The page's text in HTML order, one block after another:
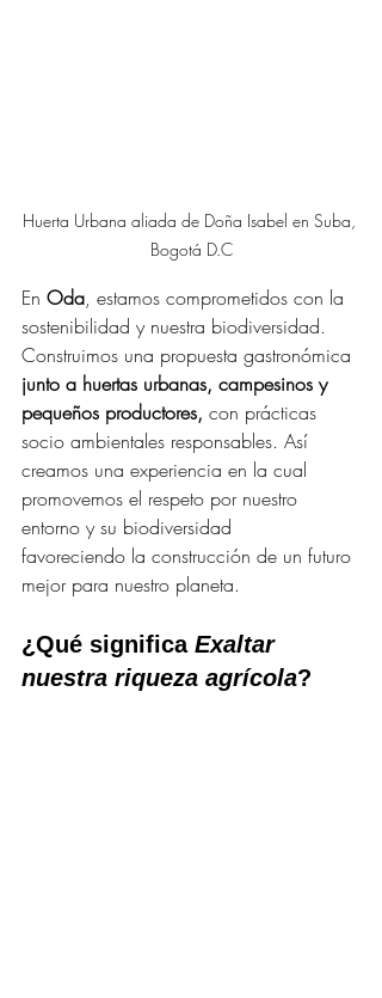
Huerta Urbana aliada de Doña Isabel en Suba,
Bogotá D.C
En Oda, estamos comprometidos con la
sostenibilidad y nuestra biodiversidad.
Construimos una propuesta gastronómica
junto a huertas urbanas, campesinos y
pequeños productores, con prácticas
socio ambientales responsables. Así
creamos una experiencia en la cual
promovemos el respeto por nuestro
entorno y su biodiversidad
favoreciendo la construcción de un futuro
mejor para nuestro planeta.
¿Qué significa Exaltar
nuestra riqueza agrícola?